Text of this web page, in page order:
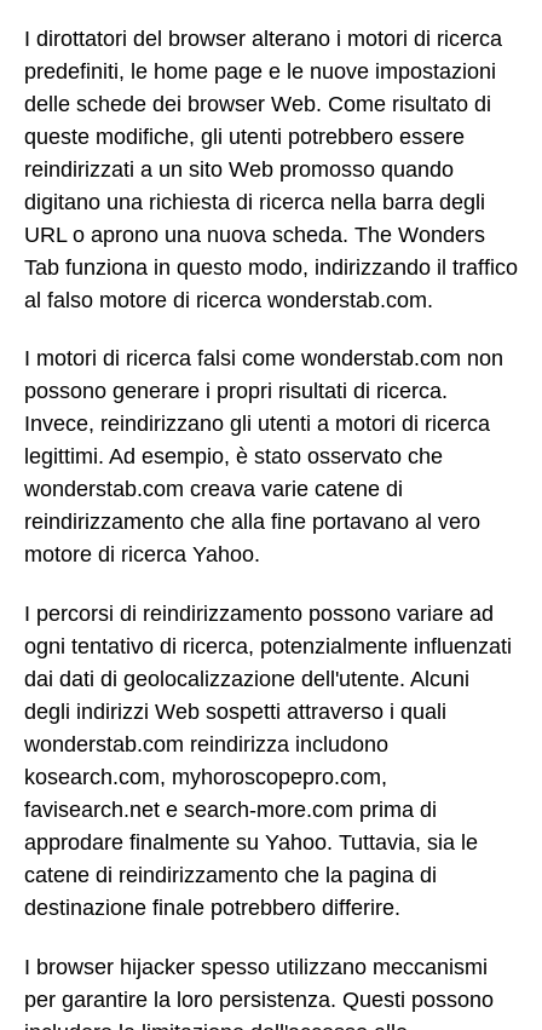
I dirottatori del browser alterano i motori di ricerca
predefiniti, le home page e le nuove impostazioni
delle schede dei browser Web. Come risultato di
queste modifiche, gli utenti potrebbero essere
reindirizzati a un sito Web promosso quando
digitano una richiesta di ricerca nella barra degli
URL o aprono una nuova scheda. The Wonders
Tab funziona in questo modo, indirizzando il traffico
al falso motore di ricerca wonderstab.com.
I motori di ricerca falsi come wonderstab.com non
possono generare i propri risultati di ricerca.
Invece, reindirizzano gli utenti a motori di ricerca
legittimi. Ad esempio, è stato osservato che
wonderstab.com creava varie catene di
reindirizzamento che alla fine portavano al vero
motore di ricerca Yahoo.
I percorsi di reindirizzamento possono variare ad
ogni tentativo di ricerca, potenzialmente influenzati
dai dati di geolocalizzazione dell'utente. Alcuni
degli indirizzi Web sospetti attraverso i quali
wonderstab.com reindirizza includono
kosearch.com, myhoroscopepro.com,
favisearch.net e search-more.com prima di
approdare finalmente su Yahoo. Tuttavia, sia le
catene di reindirizzamento che la pagina di
destinazione finale potrebbero differire.
I browser hijacker spesso utilizzano meccanismi
per garantire la loro persistenza. Questi possono